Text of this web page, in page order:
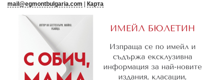
mail@egmontbulgaria.com | Карта